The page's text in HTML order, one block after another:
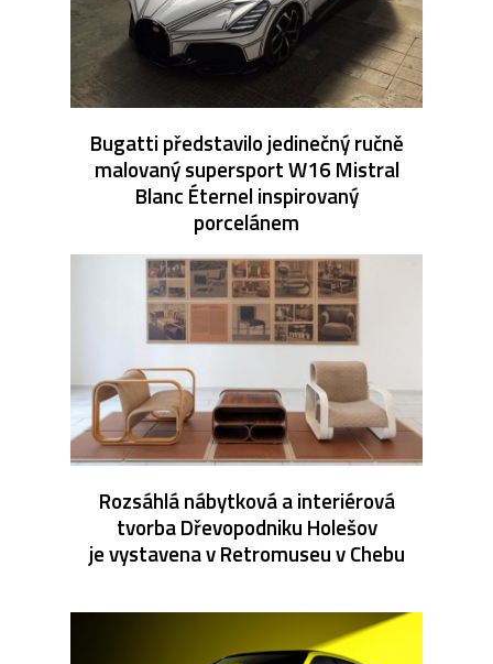
Bugatti představilo jedinečný ručně
malovaný supersport W16 Mistral
Blanc Éternel inspirovaný
porcelánem
Rozsáhlá nábytková a interiérová
tvorba Dřevopodniku Holešov
je vystavena v Retromuseu v Chebu